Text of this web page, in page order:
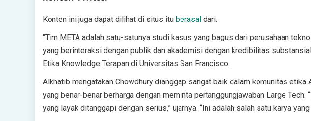
Konten ini juga dapat dilihat di situs itu berasal dari.
“Tim META adalah satu-satunya studi kasus yang bagus dari perusahaan
yang berinteraksi dengan publik dan akademisi dengan kredibilitas
Etika Knowledge Terapan di Universitas San Francisco.
Alkhatib mengatakan Chowdhury dianggap sangat baik dalam komunitas etika
yang benar-benar berharga dengan meminta pertanggungjawaban Large Tech.
yang layak ditanggapi dengan serius,” ujarnya. “Ini adalah salah satu karya